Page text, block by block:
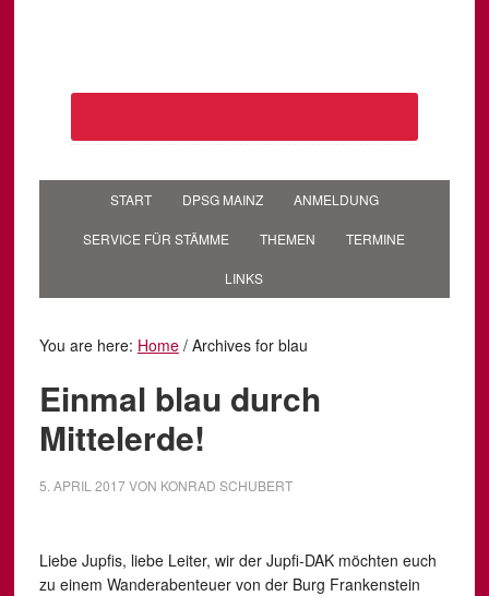
START DPSG MAINZ ANMELDUNG
SERVICE FÜR STÄMME THEMEN TERMINE
LINKS
You are here: Home /Archives for blau
Einmal blau durch
Mittelerde!
5. APRIL 2017VON KONRAD SCHUBERT
Liebe Jupfis, liebe Leiter, wir der Jupfi-DAK möchten euch
zu einem Wanderabenteuer von der Burg Frankenstein